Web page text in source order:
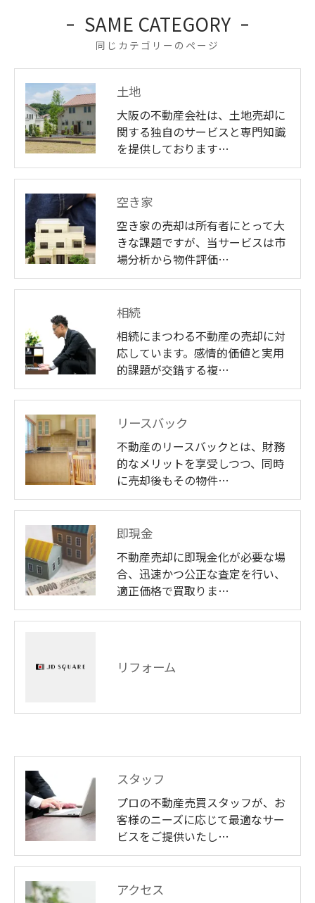
同じカテゴリーのページ
SAME CATEGORY
土地
大阪の不動産会社は、土地売却に
関する独自のサービスと専門知識
を提供しております…
空き家
空き家の売却は所有者にとって大
きな課題ですが、当サービスは市
場分析から物件評価…
相続
相続にまつわる不動産の売却に対
応しています。感情的価値と実用
的課題が交錯する複…
リースバック
不動産のリースバックとは、財務
的なメリットを享受しつつ、同時
に売却後もその物件…
即現金
不動産売却に即現金化が必要な場
合、迅速かつ公正な査定を行い、
適正価格で買取りま…
リフォーム
スタッフ
プロの不動産売買スタッフが、お
客様のニーズに応じて最適なサー
ビスをご提供いたし…
アクセス